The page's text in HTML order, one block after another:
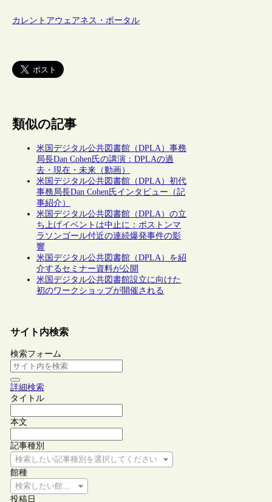
カレントアウェアネス・ポータル
類似の記事
米国デジタル公共図書館（DPLA）事務
局長Dan Cohen氏の講演：DPLAの過
去・現在・未来（動画）
米国デジタル公共図書館（DPLA）初代
事務局長Dan Cohen氏インタビュー（記
事紹介）
米国デジタル公共図書館（DPLA）の立
ち上げイベントは中止に：ボストンマ
ラソンゴール付近の連続爆発事件の影
響
米国デジタル公共図書館（DPLA）を紹
介するセミナー資料が公開
米国デジタル公共図書館設立に向けた
初のワークショップが開催される
サイト内検索
検索フォーム
詳細検索
タイトル
本文
記事種別
検索したい記事種別を選択してください
館種
検索したい館種を選択してください
投稿日